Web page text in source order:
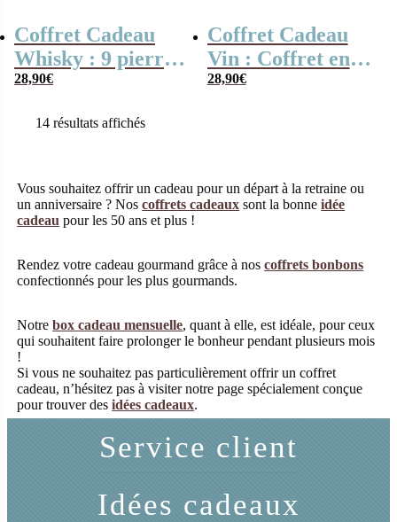
Coffret Cadeau
Whisky : 9 pierres
dans une boîte
Mon Papy
28,90€
Coffret Cadeau
Vin : Coffret en
liège personnalisé
28,90€
14 résultats affichés
Vous souhaitez offrir un cadeau pour un départ à la retraine ou
un anniversaire ? Noscoffrets cadeaux sont la bonneidée
cadeau pour les 50 ans et plus !
Rendez votre cadeau gourmand grâce à noscoffrets bonbons
confectionnés pour les plus gourmands.
Notrebox cadeau mensuelle, quant à elle, est idéale, pour ceux
qui souhaitent faire prolonger le bonheur pendant plusieurs mois
!
Si vous ne souhaitez pas particulièrement offrir un coffret
cadeau, n’hésitez pas à visiter notre page spécialement conçue
pour trouver desidées cadeaux.
Service client
Idées cadeaux